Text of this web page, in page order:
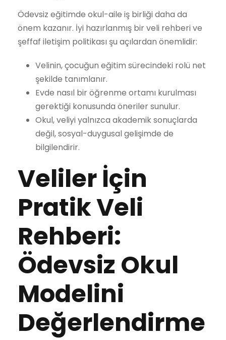
Ödevsiz eğitimde okul-aile iş birliği daha da
önem kazanır. İyi hazırlanmış bir veli rehberi ve
şeffaf iletişim politikası şu açılardan önemlidir:
Velinin, çocuğun eğitim sürecindeki rolü net
şekilde tanımlanır.
Evde nasıl bir öğrenme ortamı kurulması
gerektiği konusunda öneriler sunulur.
Okul, veliyi yalnızca akademik sonuçlarda
değil, sosyal-duygusal gelişimde de
bilgilendirir.
Veliler İçin
Pratik Veli
Rehberi:
Ödevsiz Okul
Modelini
Değerlendirme